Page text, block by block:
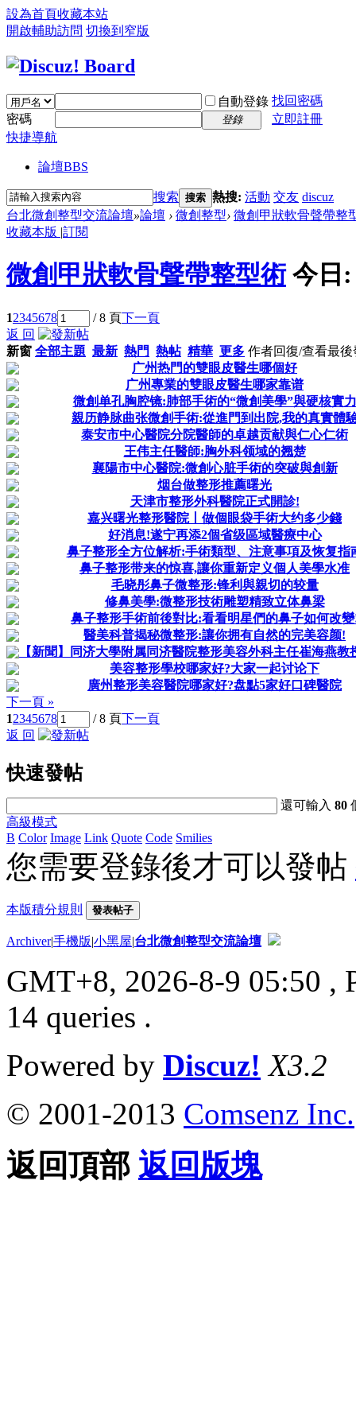
設為首頁收藏本站
開啟輔助訪問 切換到窄版
自動登錄 找回密碼
密碼
登錄
立即註冊
快捷導航
論壇BBS
搜索 搜索 熱搜: 活動 交友 discuz
台北微創整型交流論壇»論壇 › 微創整型› 微創甲狀軟骨聲帶整
收藏本版 |訂閱
微創甲狀軟骨聲帶整型術 今日
12345678 / 8 頁下一頁
返 回
新窗 全部主題 最新 熱門 熱帖 精華 更多 作者回復/查看最後
广州热門的雙眼皮醫生哪個好
广州專業的雙眼皮醫生哪家靠谱
微創单孔胸腔镜:肺部手術的“微創美學”與硬核實力
親历静脉曲张微創手術:從進門到出院,我的真實體
泰安市中心醫院分院醫師的卓越贡献與仁心仁術
王伟主任醫師:胸外科领域的翘楚
襄陽市中心醫院:微創心脏手術的突破與創新
烟台做整形推薦曙光
天津市整形外科醫院正式開診!
嘉兴曙光整形醫院丨做個眼袋手術大约多少錢
好消息!遂宁再添2個省级區域醫療中心
鼻子整形全方位解析:手術類型、注意事項及恢复指
鼻子整形带来的惊喜,讓你重新定义個人美學水准
毛晓彤鼻子微整形:锋利與親切的较量
修鼻美學:微整形技術雕塑精致立体鼻梁
鼻子整形手術前後對比:看看明星們的鼻子如何改
醫美科普揭秘微整形:讓你拥有自然的完美容颜!
【新聞】同济大學附属同济醫院整形美容外科主任崔海燕教
美容整形學校哪家好?大家一起讨论下
廣州整形美容醫院哪家好?盘點5家好口碑醫院
下一頁 »
12345678 / 8 頁下一頁
返 回
快速發帖
還可輸入80
高級模式
B Color Image Link Quote Code Smilies
您需要登錄後才可以發帖
本版積分規則 發表帖子
Archiver|手機版|小黑屋|台北微創整型交流論壇
GMT+8, 2026-8-9 05:50 ,
14 queries .
Powered by Discuz! X3.2
© 2001-2013 Comsenz Inc.
返回頂部 返回版塊